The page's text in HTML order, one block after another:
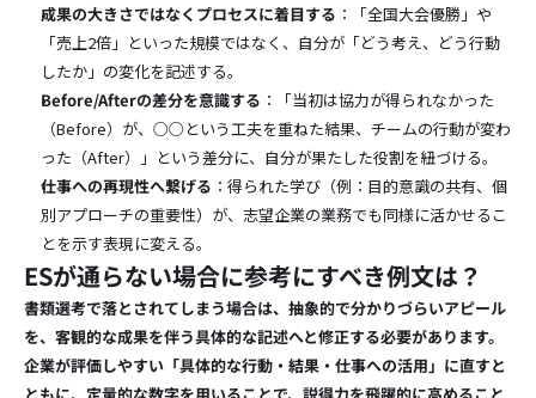
成果の大きさではなくプロセスに着目する ：「全国大会優勝」や
「売上2倍」といった規模ではなく、自分が「どう考え、どう行動
したか」の変化を記述する。
Before/Afterの差分を意識する ：「当初は協力が得られなかった
（Before）が、○○という工夫を重ねた結果、チームの行動が変わ
った（After）」という差分に、自分が果たした役割を紐づける。
仕事への再現性へ繋げる ：得られた学び（例：目的意識の共有、個
別アプローチの重要性）が、志望企業の業務でも同様に活かせるこ
とを示す表現に変える。
ESが通らない場合に参考にすべき例文は？
書類選考で落とされてしまう場合は、抽象的で分かりづらいアピール
を、客観的な成果を伴う具体的な記述へと修正する必要があります。
企業が評価しやすい「具体的な行動・結果・仕事への活用」に直すと